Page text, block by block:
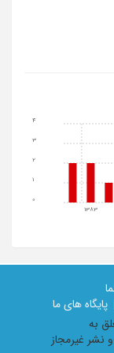
1383
0
1
2
3
4
پایگاه های ما
به
نشر غیرمجاز